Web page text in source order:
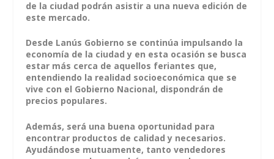
de la ciudad podrán asistir a una nueva edición de
este mercado.
Desde Lanús Gobierno se continúa impulsando la
economía de la ciudad y en esta ocasión se busca
estar más cerca de aquellos feriantes que,
entendiendo la realidad socioeconómica que se
vive con el Gobierno Nacional, dispondrán de
precios populares.
Además, será una buena oportunidad para
encontrar productos de calidad y necesarios.
Ayudándose mutuamente, tanto vendedores